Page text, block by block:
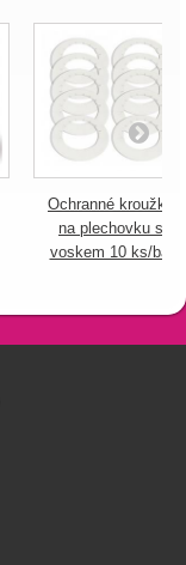
Ochranné kroužky
na plechovku s
voskem 10 ks/bal